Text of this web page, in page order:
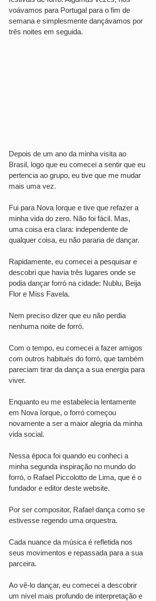
voávamos para Portugal para o fim de
semana e simplesmente dançávamos por
três noites em seguida.
Depois de um ano da minha visita ao
Brasil, logo que eu comecei a sentir que eu
pertencia ao grupo, eu tive que me mudar
mais uma vez.
Fui para Nova Iorque e tive que refazer a
minha vida do zero. Não foi fácil. Mas,
uma coisa era clara: independente de
qualquer coisa, eu não pararia de dançar.
Rapidamente, eu comecei a pesquisar e
descobri que havia três lugares onde se
podia dançar forró na cidade: Nublu, Beija
Flor e Miss Favela.
Nem preciso dizer que eu não perdia
nenhuma noite de forró.
Com o tempo, eu comecei a fazer amigos
com outros habitués do forró, que também
pareciam tirar da dança a sua energia para
viver.
Enquanto eu me estabelecia lentamente
em Nova Iorque, o forró começou
novamente a ser a maior alegria da minha
vida social.
Nessa época foi quando eu conheci a
minha segunda inspiração no mundo do
forró, o Rafael Piccolotto de Lima, que é o
fundador e editor deste website.
Por ser compositor, Rafael dança como se
estivesse regendo uma orquestra.
Cada nuance da música é refletida nos
seus movimentos e repassada para a sua
parceira.
Ao vê-lo dançar, eu comecei a descobrir
um nível mais profundo de interpretação e